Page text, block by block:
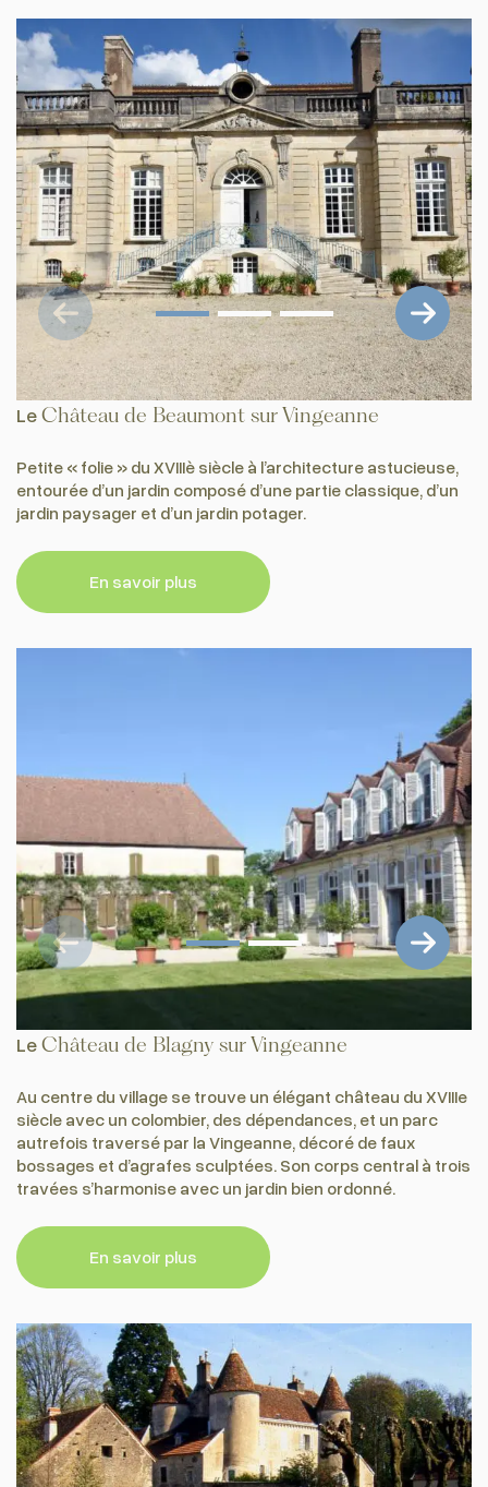
LeChâteau de Beaumont sur Vingeanne
Petite « folie » du XVIIIè siècle à l’architecture astucieuse,
entourée d’un jardin composé d’une partie classique, d’un
jardin paysager et d’un jardin potager.
En savoir plus
LeChâteau de Blagny sur Vingeanne
Au centre du village se trouve un élégant château du XVIIIe
siècle avec un colombier, des dépendances, et un parc
autrefois traversé par la Vingeanne, décoré de faux
bossages et d’agrafes sculptées. Son corps central à trois
travées s’harmonise avec un jardin bien ordonné.
En savoir plus